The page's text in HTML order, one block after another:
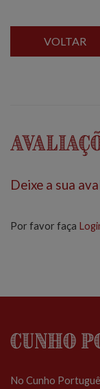
VOLTAR
Deixe a sua
Por favor faça
Cunho
No Cunho